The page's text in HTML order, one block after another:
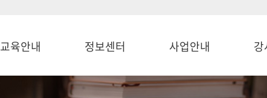
교육안내 정보센터 사업안내